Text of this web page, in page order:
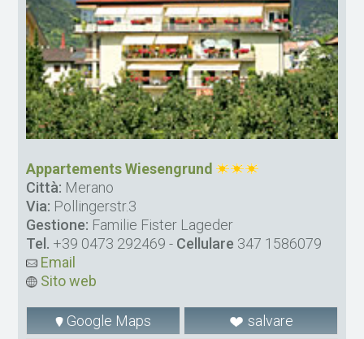
Appartements Wiesengrund
Città: Merano
Via: Pollingerstr.3
Gestione: Familie Fister Lageder
Tel. +39 0473 292469 - Cellulare 347 1586079
Email
Sito web
Google Maps salvare